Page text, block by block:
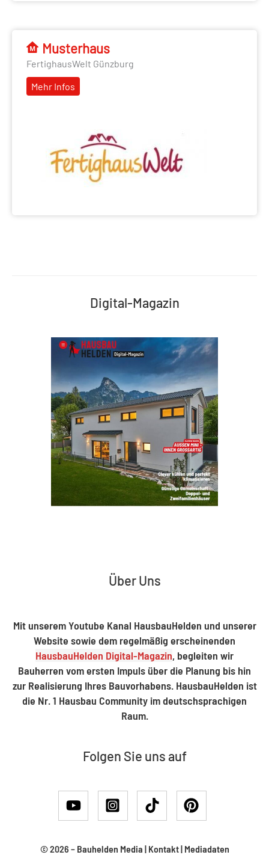
Musterhaus
FertighausWelt Günzburg
Mehr Infos
Digital-Magazin
Über Uns
Mit unserem Youtube Kanal HausbauHelden und unserer
Website sowie dem regelmäßig erscheinenden
HausbauHelden Digital-Magazin, begleiten wir
Bauherren vom ersten Impuls über die Planung bis hin
zur Realisierung Ihres Bauvorhabens. HausbauHelden ist
die Nr. 1 Hausbau Community im deutschsprachigen
Raum.
Folgen Sie uns auf
© 2026 – Bauhelden Media | Kontakt| Mediadaten